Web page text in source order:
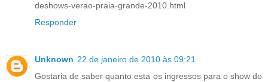
deshows-verao-praia-grande-2010.html
Responder
Unknown 22 de janeiro de 2010 às 09:21
Gostaria de saber quanto esta os ingressos para o show do